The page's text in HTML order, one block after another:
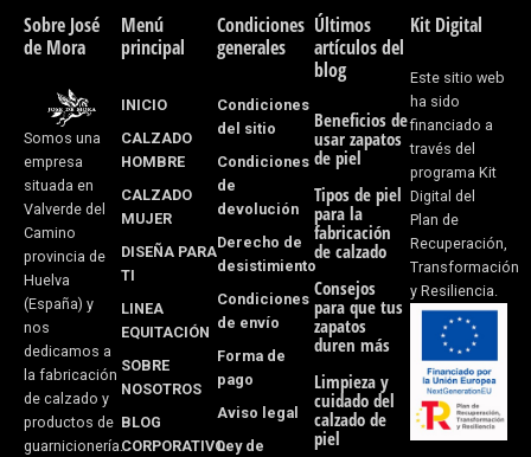
e
b
o
o
k
-
f
t
a
g
r
a
m
Sobre José
de Mora
Somos una
empresa
situada en
Valverde del
Camino
provincia de
Huelva
(España) y
nos
dedicamos a
la fabricación
de calzado y
productos de
guarnicionería.
Menú
principal
INICIO
CALZADO
HOMBRE
CALZADO
MUJER
DISEÑA PARA
TI
LINEA
EQUITACIÓN
SOBRE
NOSOTROS
BLOG
CORPORATIVO
Condiciones
generales
Condiciones
del sitio
Condiciones
de
devolución
Derecho de
desistimiento
Condiciones
de envío
Forma de
pago
Aviso legal
Ley de
Últimos
artículos del
blog
Beneficios de
usar zapatos
de piel
Tipos de piel
para la
fabricación
de calzado
Consejos
para que tus
zapatos
duren más
Limpieza y
cuidado del
calzado de
piel
Kit Digital
Este sitio web
ha sido
financiado a
través del
programa Kit
Digital del
Plan de
Recuperación,
Transformación
y Resiliencia.